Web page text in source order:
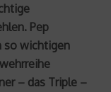
Pep
so wichtigen
– das Triple –